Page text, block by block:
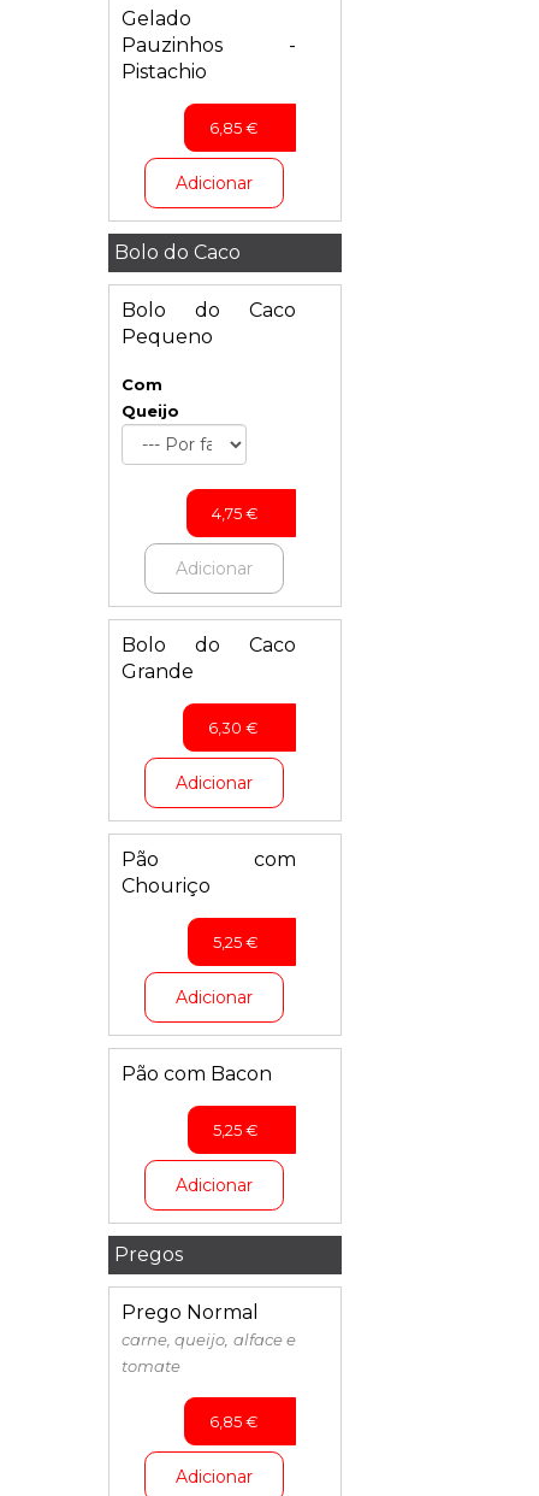
Gelado
Pauzinhos -
Pistachio
6,85€
Adicionar
Bolo do Caco
Bolo do Caco
Pequeno
Com
Queijo
4,75€
Adicionar
Bolo do Caco
Grande
6,30 €
Adicionar
Pão com
Chouriço
5,25€
Adicionar
Pão com Bacon
5,25€
Adicionar
Pregos
Prego Normal
carne, queijo, alface e
tomate
6,85€
Adicionar